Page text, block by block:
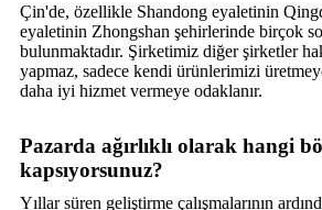
Çin'de, özellikle Shandong eyaletinin
eyaletinin Zhongshan şehirlerinde birçok
bulunmaktadır. Şirketimiz diğer şirketler
yapmaz, sadece kendi ürünlerimizi
daha iyi hizmet vermeye odaklanır.
Pazarda ağırlıklı olarak hangi
kapsıyorsunuz?
Yıllar süren geliştirme çalışmalarının